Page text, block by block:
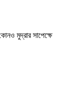
মুদ্রার সাপেক্ষে